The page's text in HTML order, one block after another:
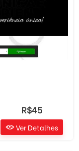
R$45
Ver Detalhes